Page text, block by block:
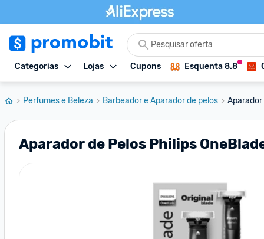
Categorias Lojas Cupons Esquenta 8.8
Perfumes e Beleza Barbeador e Aparador de pelos Aparador
Aparador de Pelos Philips